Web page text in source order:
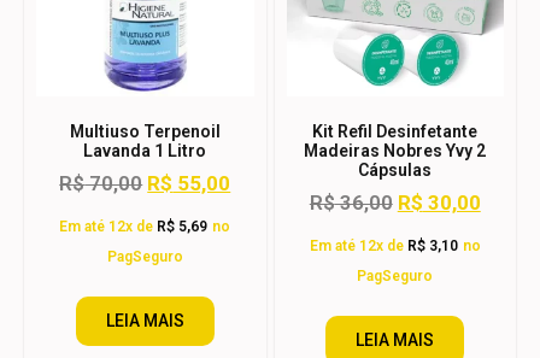
Multiuso Terpenoil
Lavanda 1 Litro
R$70,00 R$ 55,00
Em até 12x de R$ 5,69 no
PagSeguro
LEIA MAIS
Kit Refil Desinfetante
Madeiras Nobres Yvy 2
Cápsulas
R$36,00 R$ 30,00
Em até 12x de R$3,10 no
PagSeguro
LEIA MAIS